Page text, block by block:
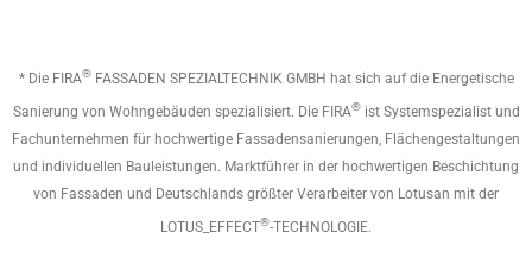
* Die FIRA®FASSADEN SPEZIALTECHNIK GMBH hat sich auf die Energetische
Sanierung von Wohngebäuden spezialisiert. Die FIRA®ist Systemspezialist und
Fachunternehmen für hochwertige Fassadensanierungen, Flächengestaltungen
und individuellen Bauleistungen. Marktführer in der hochwertigen Beschichtung
von Fassaden und Deutschlands größter Verarbeiter von Lotusan mit der
LOTUS_EFFECT®-TECHNOLOGIE.